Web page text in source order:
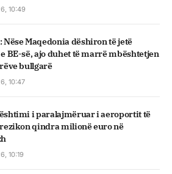
10:49
Nëse Maqedonia dëshiron të jetë
BE-së, ajo duhet të marrë mbështetjen
bullgarë
10:47
i paralajmëruar i aeroportit të
qindra milionë euro në
10:19